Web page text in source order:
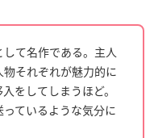
して名作である。主人
それぞれが魅力的に
をしてしまうほど。
ているような気分に